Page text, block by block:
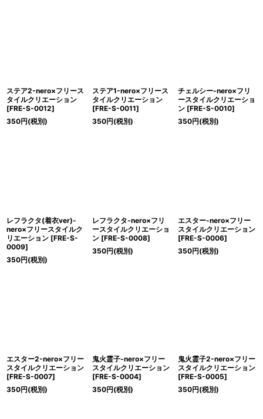
ステア2-nero×フリース
タイルクリエーション
[FRE-S-0012]
350円(税別)
ステア1-nero×フリース
タイルクリエーション
[FRE-S-0011]
350円(税別)
チェルシー-nero×フリ
ースタイルクリエーショ
ン [FRE-S-0010]
350円(税別)
レフラクタ(着衣ver)-
nero×フリースタイルク
リエーション [FRE-S-
0009]
350円(税別)
レフラクタ-nero×フリ
ースタイルクリエーショ
ン [FRE-S-0008]
350円(税別)
エスター-nero×フリー
スタイルクリエーション
[FRE-S-0006]
350円(税別)
エスター2-nero×フリー
スタイルクリエーション
[FRE-S-0007]
350円(税別)
鬼火霊子-nero×フリー
スタイルクリエーション
[FRE-S-0004]
350円(税別)
鬼火霊子2-nero×フリー
スタイルクリエーション
[FRE-S-0005]
350円(税別)